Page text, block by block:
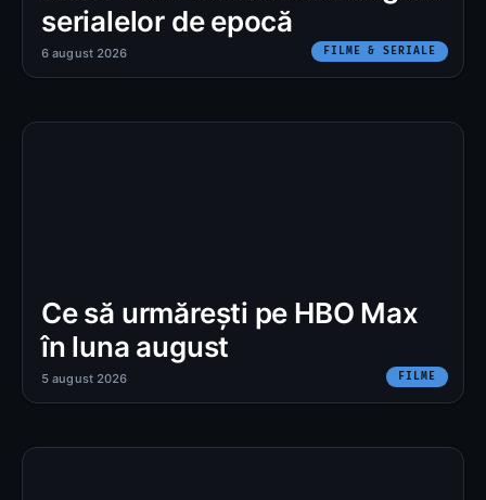
serialelor de epocă
FILME & SERIALE
6 august 2026
Ce să urmărești pe HBO Max
în luna august
FILME
5 august 2026